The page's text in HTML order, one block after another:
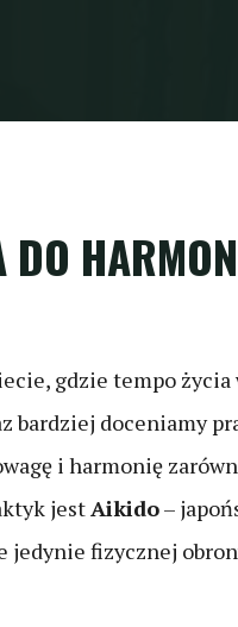
gdzie tempo życia
bardziej doceniamy
i harmonię
jest Aikido–
jedynie fizycznej